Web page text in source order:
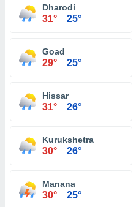
Dharodi
31° 25°
Goad
29° 25°
Hissar
31° 26°
Kurukshetra
30° 26°
Manana
30° 25°